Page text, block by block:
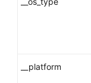
__platform